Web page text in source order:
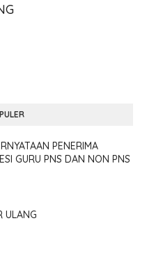
PENERIMA
GURU PNS DAN NON PNS
ULANG